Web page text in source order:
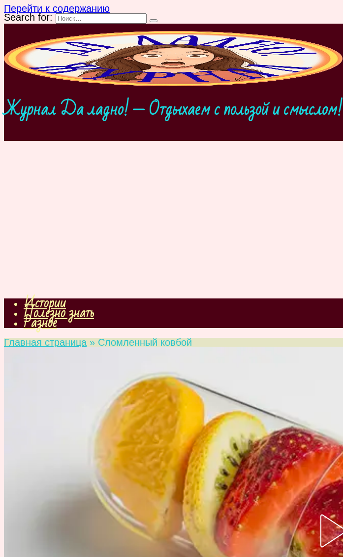
Перейти к содержанию
Search for:
Журнал Да ладно! — Отдыхаем с пользой и смыслом!
Истории
Полезно знать
Разное
Главная страница » Сломленный ковбой